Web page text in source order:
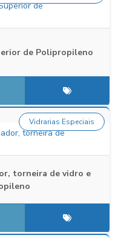
de Polipropileno
torneira de vidro e
Vidrarias Especiais